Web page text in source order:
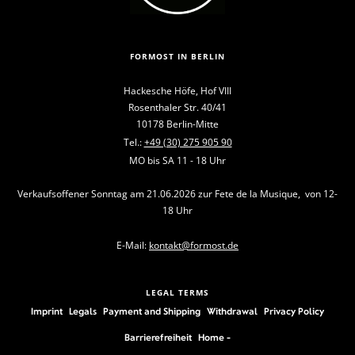
FORMOST IN BERLIN
Hackesche Höfe, Hof VIII
Rosenthaler Str. 40/41
10178 Berlin-Mitte
Tel.:+49 (30) 275 905 90
MO bis SA 11 - 18 Uhr
Verkaufsoffener Sonntag am 21.06.2026 zur Fete de la Musique, von 12-
18 Uhr
E-Mail: kontakt@formost.de
LEGAL TERMS
Imprint Legals Payment and Shipping Withdrawal Privacy Policy
Barrierefreiheit Home -